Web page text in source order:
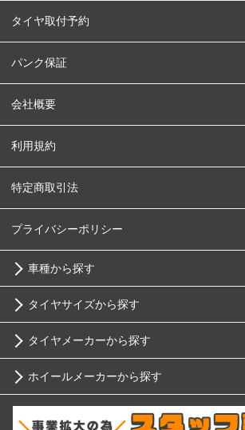
タイヤ取付予約
パンク保証
会社概要
利用規約
特定商取引法
プライバシーポリシー
車種から探す
トヨタ
ニッサン
タイヤサイズから探す
10インチ
12インチ
タイヤメーカーから探す
ブリヂストン
ホイールメーカーから探す
RIH